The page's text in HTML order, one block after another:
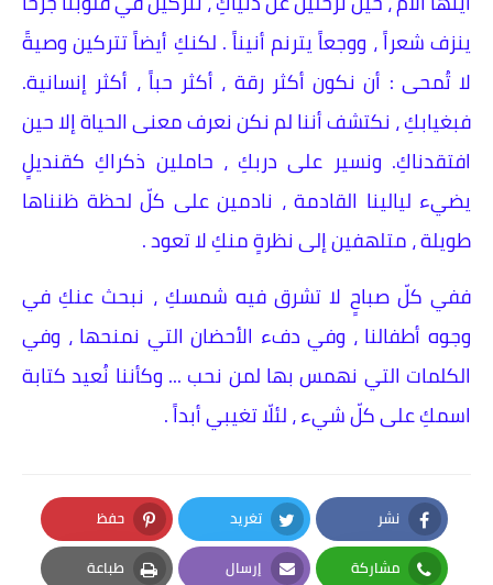
ينزف شعراً ، ووجعاً يترنم أنيناً . لكنكِ أيضاً تتركين وصيةً
لا تُمحى : أن نكون أكثر رقة ، أكثر حباً ، أكثر إنسانية.
فبغيابكِ ، نكتشف أننا لم نكن نعرف معنى الحياة إلا حين
افتقدناكِ. ونسير على دربكِ ، حاملين ذكراكِ كقنديلٍ
يضيء ليالينا القادمة ، نادمين على كلّ لحظة ظنناها
طويلة ، متلهفين إلى نظرةٍ منكِ لا تعود .
ففي كلّ صباحٍ لا تشرق فيه شمسكِ ، نبحث عنكِ في
وجوه أطفالنا ، وفي دفء الأحضان التي نمنحها ، وفي
الكلمات التي نهمس بها لمن نحب ... وكأننا نُعيد كتابة
اسمكِ على كلّ شيء ، لئلّا تغيبي أبداً .
نشر
Facebook
تغريد
Twitter
حفظ
Pinterest
مشاركة إرسال طباعة